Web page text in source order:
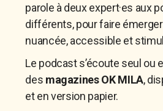
parole à deux expert·es aux
différents, pour faire
nuancée, accessible et
Le podcast s’écoute seul ou
des magazines OK MILA,
et en version papier.